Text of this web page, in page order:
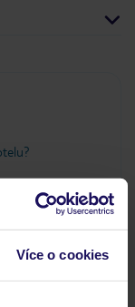
Více o cookies